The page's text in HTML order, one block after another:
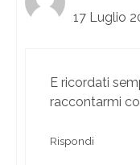
17 Luglio
E ricordati
raccontarmi
Rispondi